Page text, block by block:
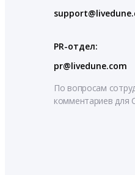
PR-отдел:
pr@livedune.com
По вопросам
комментариев